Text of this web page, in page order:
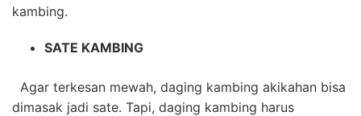
kambing.
SATE KAMBING
Agar terkesan mewah, daging kambing akikahan bisa
dimasak jadi sate. Tapi, daging kambing harus